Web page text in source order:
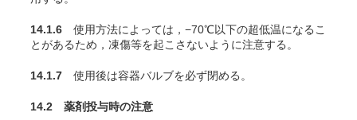
14.1.6 使用方法によっては，−70℃以下の超低温になるこ
とがあるため，凍傷等を起こさないように注意する。
14.1.7 使用後は容器バルブを必ず閉める。
14.2 薬剤投与時の注意